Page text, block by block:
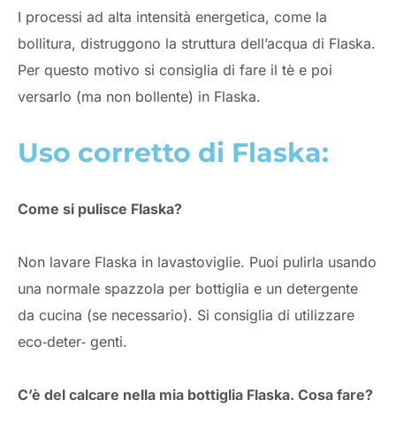
I processi ad alta intensità energetica, come la
bollitura, distruggono la struttura dell’acqua di Flaska.
Per questo motivo si consiglia di fare il tè e poi
versarlo (ma non bollente) in Flaska.
Uso corretto di Flaska:
Come si pulisce Flaska?
Non lavare Flaska in lavastoviglie. Puoi pulirla usando
una normale spazzola per bottiglia e un detergente
da cucina (se necessario). Si consiglia di utilizzare
eco‑deter‑ genti.
C’è del calcare nella mia bottiglia Flaska. Cosa fare?